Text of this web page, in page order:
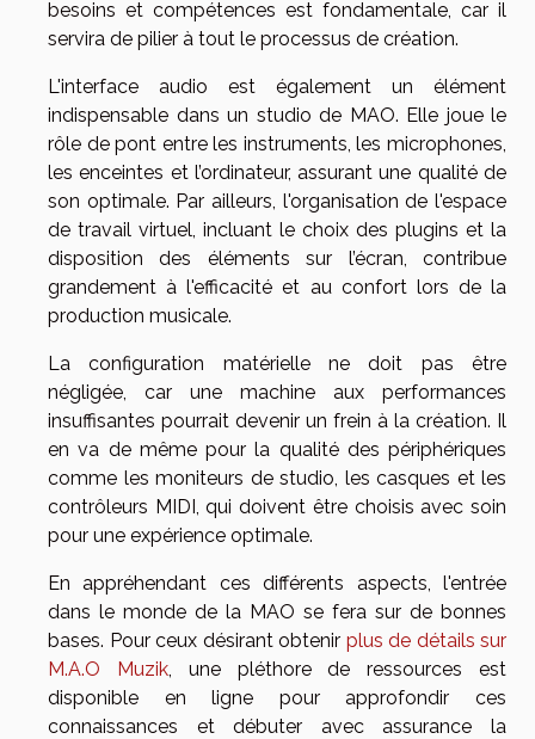
besoins et compétences est fondamentale, car il
servira de pilier à tout le processus de création.
L'interface audio est également un élément
indispensable dans un studio de MAO. Elle joue le
rôle de pont entre les instruments, les microphones,
les enceintes et l’ordinateur, assurant une qualité de
son optimale. Par ailleurs, l'organisation de l'espace
de travail virtuel, incluant le choix des plugins et la
disposition des éléments sur l’écran, contribue
grandement à l'efficacité et au confort lors de la
production musicale.
La configuration matérielle ne doit pas être
négligée, car une machine aux performances
insuffisantes pourrait devenir un frein à la création. Il
en va de même pour la qualité des périphériques
comme les moniteurs de studio, les casques et les
contrôleurs MIDI, qui doivent être choisis avec soin
pour une expérience optimale.
En appréhendant ces différents aspects, l'entrée
dans le monde de la MAO se fera sur de bonnes
bases. Pour ceux désirant obtenir plus de détails sur
M.A.O Muzik, une pléthore de ressources est
disponible en ligne pour approfondir ces
connaissances et débuter avec assurance la